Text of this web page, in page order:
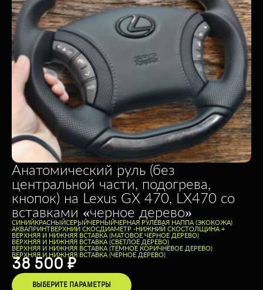
Анатомический руль (без
центральной части, подогрева,
кнопок) на Lexus GX 470, LX470 со
вставками «черное дерево»
CИНИЙКРАСНЫЙСЕРЫЙЧЕРНЫЙЧЕРНАЯ РУЛЕВАЯ НАППА (ЭКОКОЖА)
АКВАПРИНТВЕРХНИЙ СКОСДИАМЕТР -НИЖНИЙ СКОСТОЛЩИНА +
ВЕРХНЯЯ И НИЖНЯЯ ВСТАВКА (МАТОВОЕ ЧЕРНОЕ ДЕРЕВО)
ВЕРХНЯЯ И НИЖНЯЯ ВСТАВКА (СВЕТЛОЕ ДЕРЕВО)
ВЕРХНЯЯ И НИЖНЯЯ ВСТАВКА (ТЕМНОЕ КОРИЧНЕВОЕ ДЕРЕВО)
ВЕРХНЯЯ И НИЖНЯЯ ВСТАВКА (ЧЕРНОЕ ДЕРЕВО)
38 500 ₽
ВЫБЕРИТЕ ПАРАМЕТРЫ